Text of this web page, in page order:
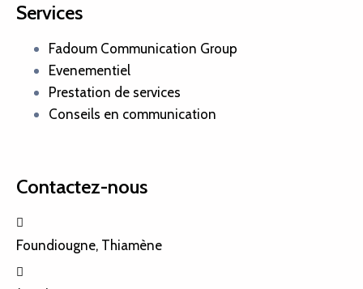
Services
Fadoum Communication Group
Evenementiel
Prestation de services
Conseils en communication
Contactez-nous
Foundiougne, Thiamène